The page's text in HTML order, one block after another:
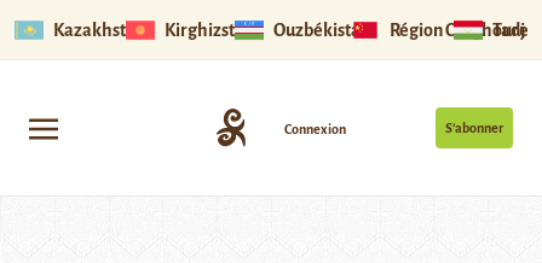
Kazakhstan Kirghizstan Ouzbékistan Région Ouïghoure
S’abonner
Connexion